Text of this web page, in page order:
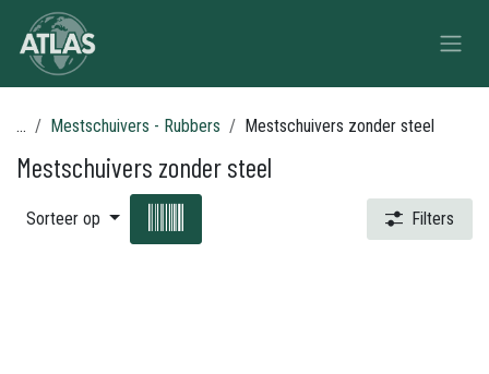
Overslaan naar inhoud
... Mestschuivers - Rubbers Mestschuivers zonder steel
Mestschuivers zonder steel
Sorteer op Filters